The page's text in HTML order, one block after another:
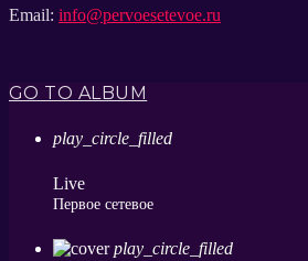
Email: info@pervoesetevoe.ru
GO TO ALBUM
play_circle_filled
Live
Первое сетевое
play_circle_filled